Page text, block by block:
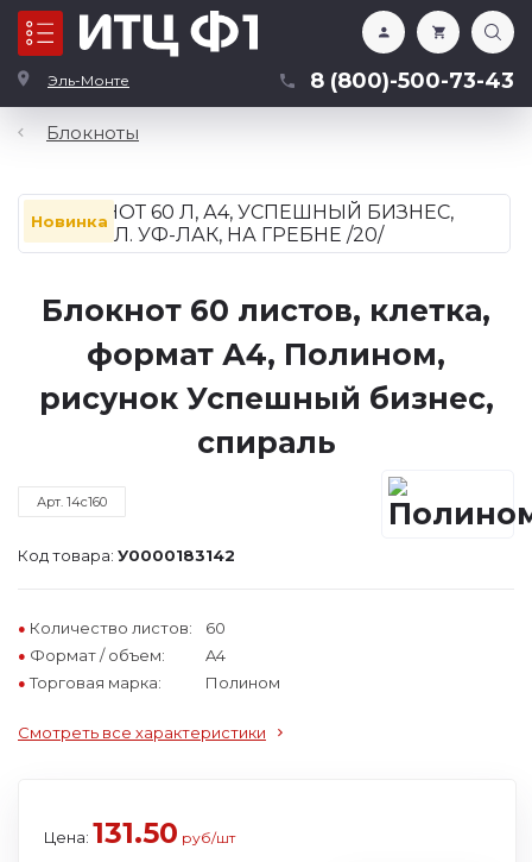
Эль-Монте 8 (800)-500-73-43
Каталог
Блокноты
Новинка
Блокнот 60 листов, клетка,
формат А4, Полином,
рисунок Успешный бизнес,
спираль
Арт. 14с160
Код товара: У0000183142
Количество листов:
Формат / объем:
Торговая марка:
60
A4
Полином
Смотреть все характеристики
Цена: 131.50 руб/шт